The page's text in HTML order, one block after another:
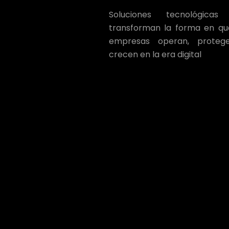
Soluciones tecnológicas
transforman la forma en
empresas operan,
crecen en la era digital